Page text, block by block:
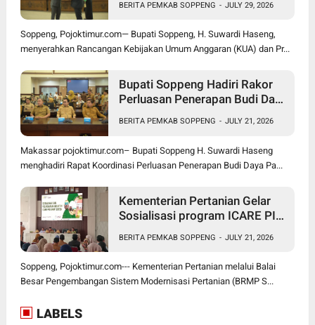
Tengah Tekanan Fiskal
BERITA PEMKAB SOPPENG - JULY 29, 2026
Soppeng, Pojoktimur.com— Bupati Soppeng, H. Suwardi Haseng,
menyerahkan Rancangan Kebijakan Umum Anggaran (KUA) dan Pr...
Bupati Soppeng Hadiri Rakor
Perluasan Penerapan Budi Daya
BERITA PEMKAB SOPPENG - JULY 21, 2026
Makassar pojoktimur.com– Bupati Soppeng H. Suwardi Haseng
menghadiri Rapat Koordinasi Perluasan Penerapan Budi Daya Pa...
Kementerian Pertanian Gelar
Sosialisasi program ICARE PIU
BERITA PEMKAB SOPPENG - JULY 21, 2026
Soppeng, Pojoktimur.com--- Kementerian Pertanian melalui Balai
Besar Pengembangan Sistem Modernisasi Pertanian (BRMP S...
LABELS